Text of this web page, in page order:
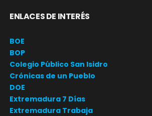
ENLACES DE INTERÉS
BOE
BOP
Colegio Público San Isidro
Crónicas de un Pueblo
DOE
Extremadura 7 Días
Extremadura Trabaja